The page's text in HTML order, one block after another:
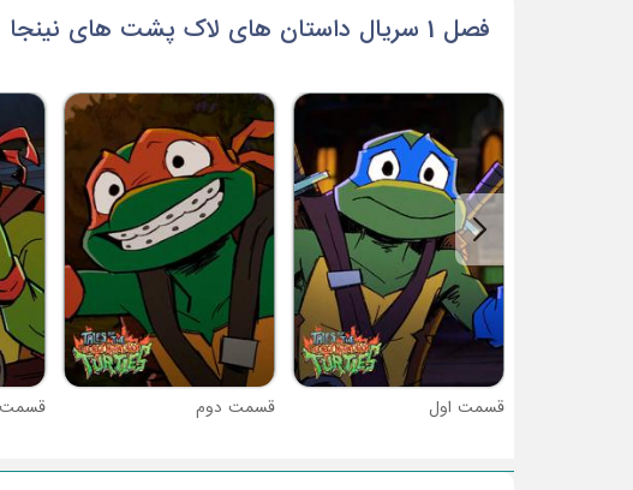
فصل 1 سریال داستان ‌های لاک ‌پشت ‌های نینجا
قسمت اول قسمت دوم